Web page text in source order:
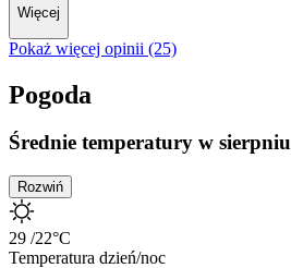
Więcej
Pokaż więcej opinii (25)
Pogoda
Średnie temperatury w sierpniu
Rozwiń
29 /22°C
Temperatura dzień/noc